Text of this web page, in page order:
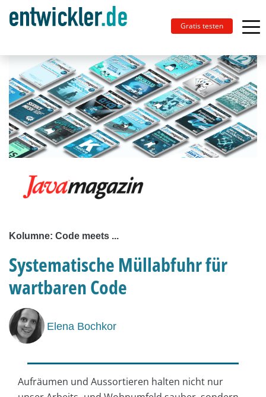
Gratis testen
Kolumne: Code meets ...
Systematische Müllabfuhr für
wartbaren Code
Elena Bochkor
Aufräumen und Aussortieren halten nicht nur